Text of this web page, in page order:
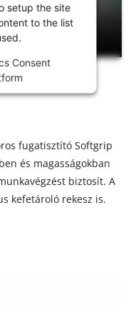
setup the site
to the list
Consent
fugatisztító Softgrip
és magasságokban
biztosít. A
kefetároló rekesz is.